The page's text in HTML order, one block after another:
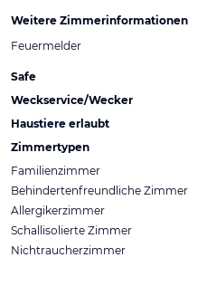
Weitere Zimmerinformationen
Feuermelder
Safe
Weckservice/Wecker
Haustiere erlaubt
Zimmertypen
Familienzimmer
Behindertenfreundliche Zimmer
Allergikerzimmer
Schallisolierte Zimmer
Nichtraucherzimmer